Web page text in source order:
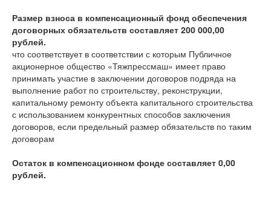
Размер взноса в компенсационный фонд обеспечения
договорных обязательств составляет 200 000,00
рублей.
что соответствует в соответствии с которым Публичное
акционерное общество «Тяжпрессмаш» имеет право
принимать участие в заключении договоров подряда на
выполнение работ по строительству, реконструкции,
капитальному ремонту объекта капитального строительства
с использованием конкурентных способов заключения
договоров, если предельный размер обязательств по таким
договорам
Остаток в компенсационном фонде составляет 0,00
рублей.